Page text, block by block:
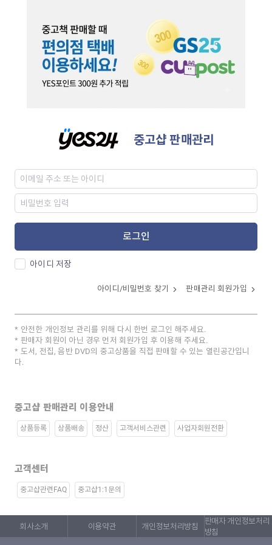
중고샵 판매관리
로그인
아이디 저장
아이디/비밀번호 찾기 판매관리 회원가입
안전한 개인정보 관리를 위해 다시 한번 로그인 해주세요.
판매자 회원이 아닌 경우 먼저 회원가입 후 이용해 주세요.
도서, 전집, 음반 DVD의 중고상품을 직접 판매할 수 있는 열린공간입니
다.
중고샵 판매관리 이용안내
상품등록 상품배송 정산 고객서비스관련 사업자회원전환
고객센터
중고샵관련FAQ 중고샵1:1문의
회사소개 이용약관 개인정보처리방침
판매자 개인정보처리
방침